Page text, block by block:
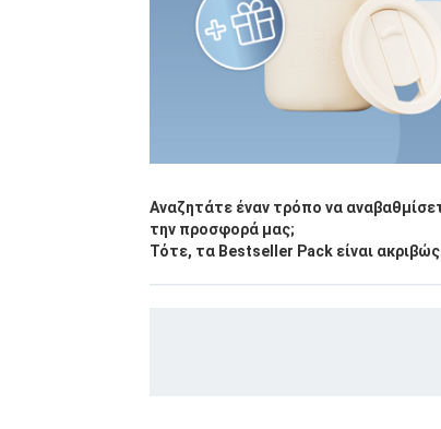
Αναζητάτε έναν τρόπο να
την προσφορά μας;
Τότε, τα Bestseller Pack είναι